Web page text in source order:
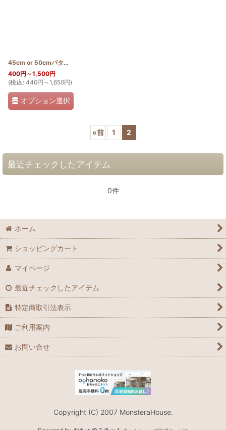
45cm or 50cmパターン(モンステラ輪)
400円 ～1,500円
(税込 : 440円 ～1,650円)
オプション選択
«前 1 2
最近チェックしたアイテム
0件
ホーム
ショッピングカート
マイページ
最近チェックしたアイテム
特定商取引法表示
ご利用案内
お問い合せ
Copyright (C) 2007 MonsteraHouse.